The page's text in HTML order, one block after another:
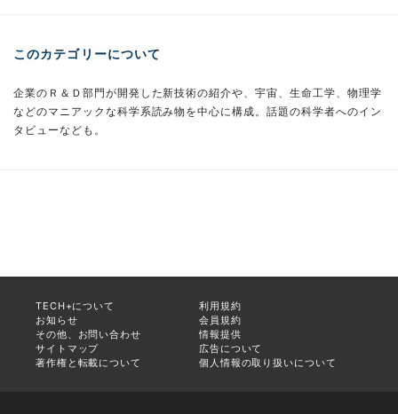
このカテゴリーについて
企業のＲ＆Ｄ部門が開発した新技術の紹介や、宇宙、生命工学、物理学
などのマニアックな科学系読み物を中心に構成。話題の科学者へのイン
タビューなども。
TECH+について
利用規約
お知らせ
会員規約
その他、お問い合わせ
情報提供
サイトマップ
広告について
著作権と転載について
個人情報の取り扱いについて